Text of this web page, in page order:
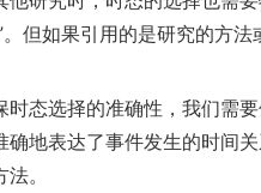
但如果引用的是研究的方法
时态选择的准确性，我们需
确地表达了事件发生的时间
。